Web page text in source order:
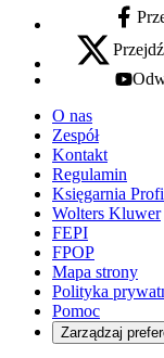
x - otwiera się
youtube
O nas
Zespół
Kontakt
Regulamin
Księgarnia
Wolters Kluwer
FEPI
FPOP
Mapa strony
Polityka
Pomoc
Zarządzaj